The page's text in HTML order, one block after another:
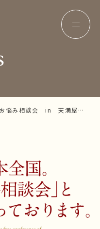
ンセプト
ー中敷き
会社概要
ョップ
わせ
お悩み相談会 in 天満屋福